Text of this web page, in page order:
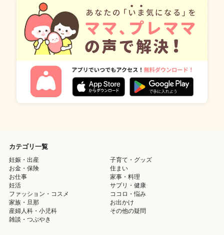
カテゴリ一覧
妊娠・出産
子育て・グッズ
お金・保険
住まい
お仕事
家事・料理
妊活
サプリ・健康
ファッション・コスメ
ココロ・悩み
家族・旦那
お出かけ
産婦人科・小児科
その他の疑問
雑談・つぶやき